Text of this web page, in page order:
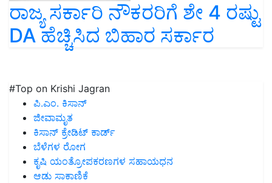
ರಾಜ್ಯ ಸರ್ಕಾರಿ ನೌಕರರಿಗೆ ಶೇ 4 ರಷ್ಟು
DA ಹೆಚ್ಚಿಸಿದ ಬಿಹಾರ ಸರ್ಕಾರ
#Top on Krishi Jagran
ಪಿ.ಎಂ. ಕಿಸಾನ್
ಜೀವಾಮೃತ
ಕಿಸಾನ್ ಕ್ರೇಡಿಟ್ ಕಾರ್ಡ್
ಬೆಳೆಗಳ ರೋಗ
ಕೃಷಿ ಯಂತ್ರೋಪಕರಣಗಳ ಸಹಾಯಧನ
ಆಡು ಸಾಕಾಣಿಕೆ